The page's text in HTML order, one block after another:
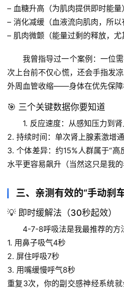
首
题
列
表
自
万
体
奥
秘
– 血糖升高 （为肌肉提供即时能量）
– 消化减缓 （血液流向肌肉，所
– 肌肉微颤 （能量过剩的释放，尤
我曾指导过一个案例：一位
次上台前不仅心慌，还会手指发
外周血管收缩——身体在优先保障
🎯 三个关键数据你要知道
1. 反应速度：从感知压力到
2. 持续时间 ：单次肾上腺素激增
3. 个体差异：约15%人群属于“
水平更容易飙升（当然这只是我的
三、亲测有效的“手动刹
💡 即时缓解法（30秒起效）
4-7-8呼吸法是我最推荐的方
1. 用鼻子吸气4秒
2. 屏住呼吸7秒
3. 用嘴缓慢呼气8秒
重复3次，你的副交感神经系统